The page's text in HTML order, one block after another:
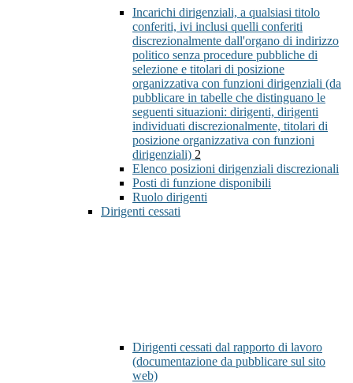
Incarichi dirigenziali, a qualsiasi titolo
conferiti, ivi inclusi quelli conferiti
discrezionalmente dall'organo di indirizzo
politico senza procedure pubbliche di
selezione e titolari di posizione
organizzativa con funzioni dirigenziali (da
pubblicare in tabelle che distinguano le
seguenti situazioni: dirigenti, dirigenti
individuati discrezionalmente, titolari di
posizione organizzativa con funzioni
dirigenziali) 2
Elenco posizioni dirigenziali discrezionali
Posti di funzione disponibili
Ruolo dirigenti
Dirigenti cessati
Dirigenti cessati dal rapporto di lavoro
(documentazione da pubblicare sul sito
web)